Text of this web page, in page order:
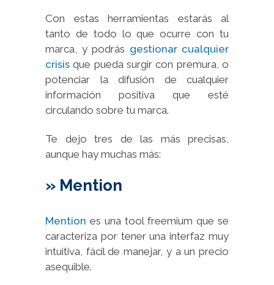
Con estas herramientas estarás al
tanto de todo lo que ocurre con tu
marca, y podrás gestionar cualquier
crisis que pueda surgir con premura, o
potenciar la difusión de cualquier
información positiva que esté
circulando sobre tu marca.
Te dejo tres de las más precisas,
aunque hay muchas más:
» Mention
Mention es una tool freemium que se
caracteriza por tener una interfaz muy
intuitiva, fácil de manejar, y a un precio
asequible.